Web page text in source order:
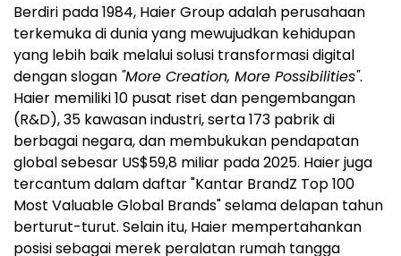
Berdiri pada 1984, Haier Group adalah perusahaan
terkemuka di dunia yang mewujudkan kehidupan
yang lebih baik melalui solusi transformasi digital
dengan slogan "More Creation, More Possibilities".
Haier memiliki 10 pusat riset dan pengembangan
(R&D), 35 kawasan industri, serta 173 pabrik di
berbagai negara, dan membukukan pendapatan
global sebesar US$59,8 miliar pada 2025. Haier juga
tercantum dalam daftar "Kantar BrandZ Top 100
Most Valuable Global Brands" selama delapan tahun
berturut-turut. Selain itu, Haier mempertahankan
posisi sebagai merek peralatan rumah tangga